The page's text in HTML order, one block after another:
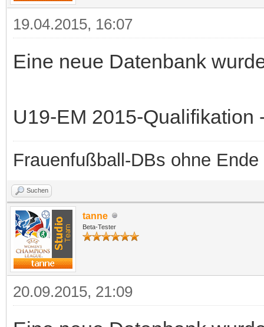
19.04.2015, 16:07
Eine neue Datenbank
U19-EM 2015-Qualifikation
Frauenfußball-DBs ohne Ende
Suchen
tanne
Beta-Tester
20.09.2015, 21:09